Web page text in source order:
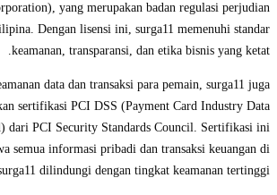
yang merupakan badan regulasi perjudian
Dengan lisensi ini, surga11 memenuhi standar
keamanan, transparansi, dan etika bisnis yang ketat.
data dan transaksi para pemain, surga11 juga
sertifikasi PCI DSS (Payment Card Industry Data
dari PCI Security Standards Council. Sertifikasi ini
semua informasi pribadi dan transaksi keuangan di
dilindungi dengan tingkat keamanan tertinggi.